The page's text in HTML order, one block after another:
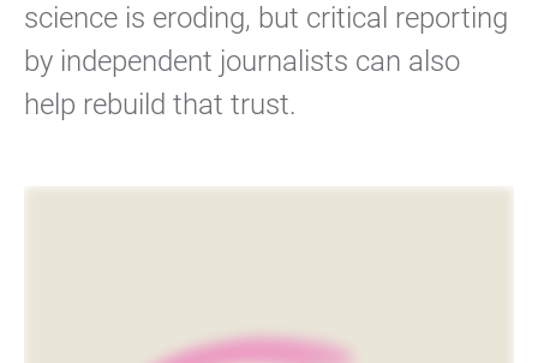
science is eroding, but critical reporting
by independent journalists can also
help rebuild that trust.